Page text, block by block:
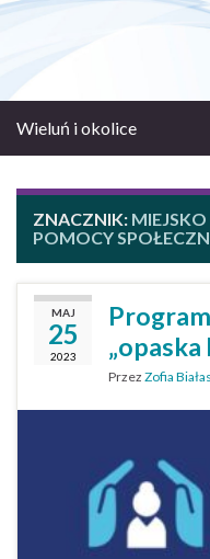
Wieluń i okolice
ZNACZNIK:
POMOCY
MAJ
25
2023
Przez Zofia Białas